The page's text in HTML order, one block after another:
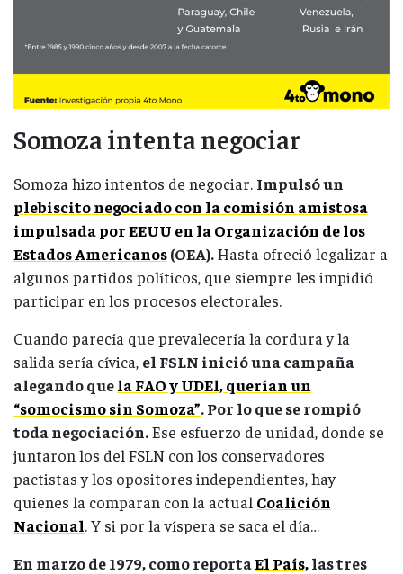
Somoza intenta negociar
Somoza hizo intentos de negociar. Impulsó un
plebiscito negociado con la comisión amistosa
impulsada por EEUU en la Organización de los
Estados Americanos(OEA).Hasta ofreció legalizar a
algunos partidos políticos, que siempre les impidió
participar en los procesos electorales.
Cuando parecía que prevalecería la cordura y la
salida sería cívica, el FSLN inició una campaña
alegando quela FAO y UDEl, querían un
“somocismo sin Somoza”. Por lo que se rompió
toda negociación.Ese esfuerzo de unidad, donde se
juntaron los del FSLN con los conservadores
pactistas y los opositores independientes, hay
quienes la comparan con la actual Coalición
Nacional. Y si por la víspera se saca el día…
En marzo de 1979, como reportaEl País,las tres